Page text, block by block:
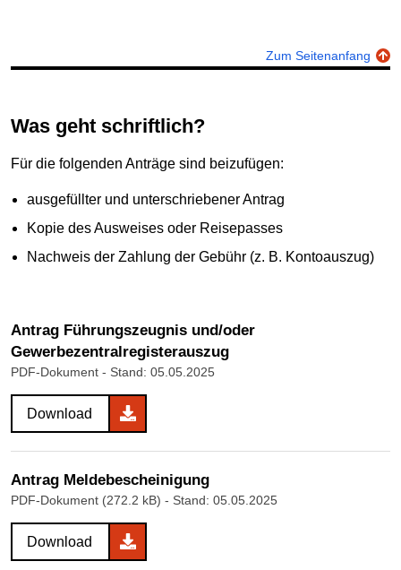
Zum Seitenanfang
Was geht schriftlich?
Für die folgenden Anträge sind beizufügen:
ausgefüllter und unterschriebener Antrag
Kopie des Ausweises oder Reisepasses
Nachweis der Zahlung der Gebühr (z. B. Kontoauszug)
Antrag Führungszeugnis und/oder
Gewerbezentralregisterauszug
PDF-Dokument - Stand: 05.05.2025
Download
Antrag Meldebescheinigung
PDF-Dokument (272.2 kB) - Stand: 05.05.2025
Download